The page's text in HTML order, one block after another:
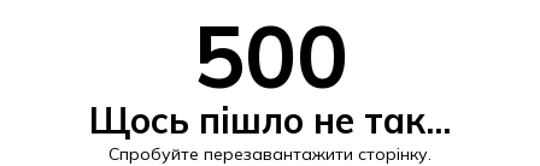
500
Щось пішло не так...
Спробуйте перезавантажити сторінку.